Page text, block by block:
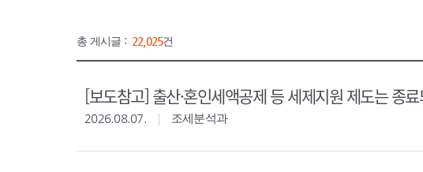
총 게시글 : 22,025건
[보도참고] 출산·혼인세액공제 등 세제지원 제도는 종
2026.08.07. 조세분석과